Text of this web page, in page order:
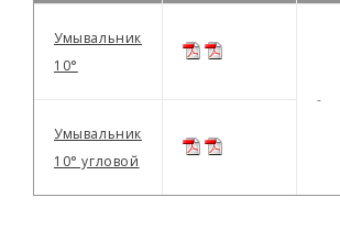
Умывальник
10°
-
Умывальник
10° угловой